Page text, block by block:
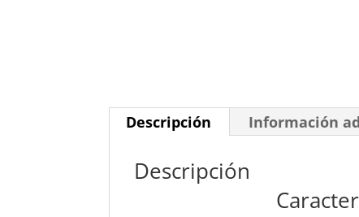
Descripción Información
Descripción